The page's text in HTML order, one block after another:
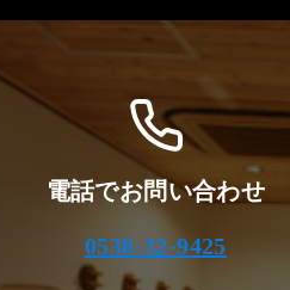
電話でお問い合わせ
0538-32-9425